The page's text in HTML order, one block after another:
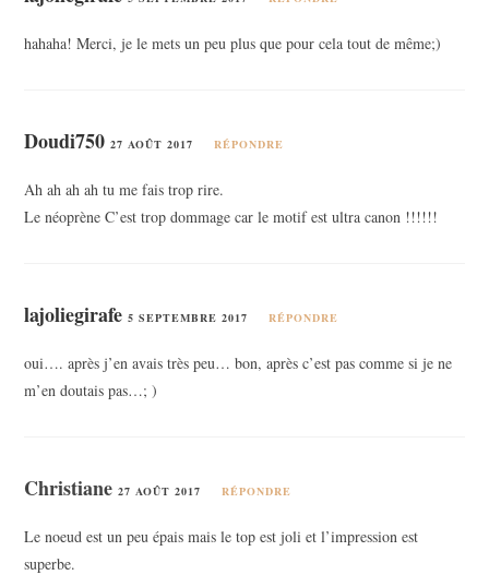
hahaha! Merci, je le mets un peu plus que pour cela tout de même;)
Doudi750 27 AOÛT 2017 RÉPONDRE
Ah ah ah ah tu me fais trop rire.
Le néoprène C’est trop dommage car le motif est ultra canon !!!!!!
lajoliegirafe 5 SEPTEMBRE 2017 RÉPONDRE
oui…. après j’en avais très peu… bon, après c’est pas comme si je ne
m’en doutais pas…; )
Christiane27 AOÛT 2017 RÉPONDRE
Le noeud est un peu épais mais le top est joli et l’impression est
superbe.